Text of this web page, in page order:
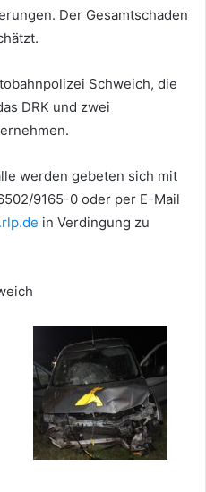
Der Gesamtschaden
Schweich, die
DRK und zwei
werden gebeten sich mit
9165-0 oder per E-Mail
in Verdingung zu